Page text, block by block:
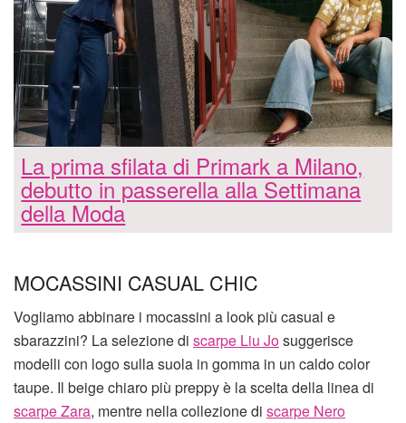
La prima sfilata di Primark a Milano,
debutto in passerella alla Settimana
della Moda
MOCASSINI CASUAL CHIC
Vogliamo abbinare i mocassini a look più casual e
sbarazzini? La selezione di scarpe Liu Josuggerisce
modelli con logo sulla suola in gomma in un caldo color
taupe. Il beige chiaro più preppy è la scelta della linea di
scarpe Zara, mentre nella collezione di scarpe Nero